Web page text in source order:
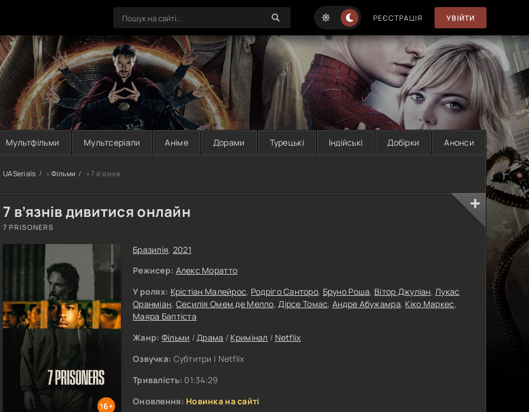
РЕЄСТРАЦІЯ УВІЙТИ
Мультфільми Мультсеріали Аніме Дорами Турецькі Індійські Добірки Анонси
UASerials » Фільми » 7 в’язнів
7 в’язнів дивитися онлайн
7 PRISONERS
16+
Бразилія, 2021
Режисер: Алекс Моратто
У ролях: Крістіан Малейрос, Родріго Санторо, Бруно Роша, Вітор Джуліан,Лукас
Оранміан, Сесилія Омем де Мелло,Дірсе Томас, Андре Абужамра, Кіко Маркес,
Маяра Баптіста
Жанр: Фільми /Драма / Кримінал / Netflix
Озвучка: Субтитри | Netflix
Тривалість: 01:34:29
Оновлення: Новинка на сайті